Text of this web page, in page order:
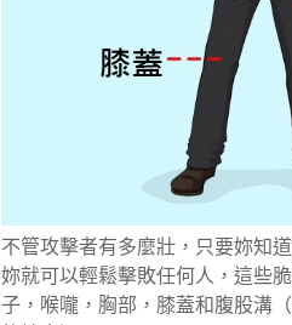
不管攻擊者有多麼壯，只要妳知
妳就可以輕鬆擊敗任何人， 這些
子，喉嚨，胸部，膝蓋和腹股溝